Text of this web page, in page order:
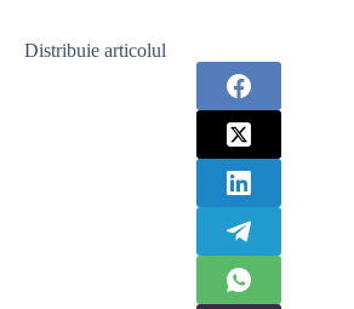
Distribuie articolul